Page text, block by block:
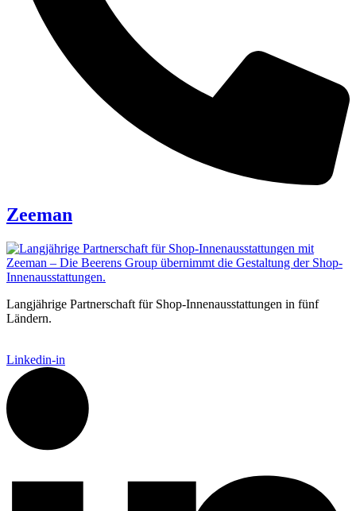
Zeeman
Langjährige Partnerschaft für Shop-Innenausstattungen in fünf
Ländern.
Linkedin-in